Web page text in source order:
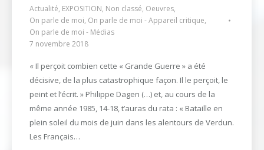
Actualité, EXPOSITION, Non classé, Oeuvres,
On parle de moi, On parle de moi - Appareil critique,
On parle de moi - Médias
7 novembre 2018
« Il perçoit combien cette « Grande Guerre » a été
décisive, de la plus catastrophique façon. Il le perçoit, le
peint et l’écrit. » Philippe Dagen (…) et, au cours de la
même année 1985, 14-18, t’auras du rata : « Bataille en
plein soleil du mois de juin dans les alentours de Verdun.
Les Français…